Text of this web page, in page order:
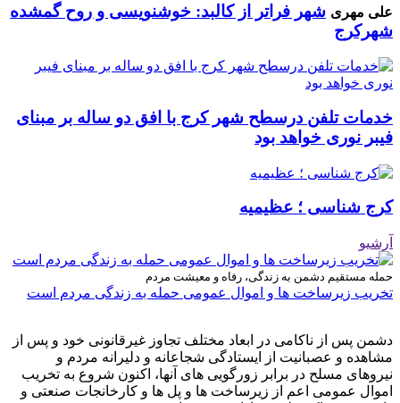
علی مهری شهر فراتر از کالبد: خوشنویسی و روح گمشده
شهرکرج
خدمات تلفن درسطح شهر کرج با افق دو ساله بر مبنای
فیبر نوری خواهد بود
کرج شناسی ؛ عظیمیه
آرشیو
حمله مستقیم دشمن به زندگی، رفاه و معیشت مردم
تخریب زیرساخت ها و اموال عمومی حمله به زندگی مردم است
دشمن پس از ناکامی در ابعاد مختلف تجاوز غیرقانونی خود و پس از
مشاهده و عصبانیت از ایستادگی شجاعانه و دلیرانه مردم و
نیروهای مسلح در برابر زورگویی های آنها، اکنون شروع به تخریب
اموال عمومی اعم از زیرساخت ها و پل ها و کارخانجات صنعتی و